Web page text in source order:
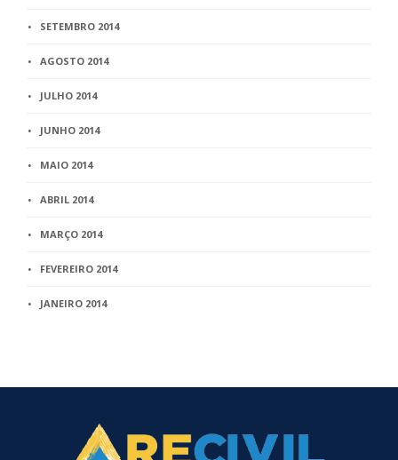
SETEMBRO 2014
AGOSTO 2014
JULHO 2014
JUNHO 2014
MAIO 2014
ABRIL 2014
MARÇO 2014
FEVEREIRO 2014
JANEIRO 2014